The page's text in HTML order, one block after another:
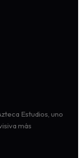
Estudios, uno
más